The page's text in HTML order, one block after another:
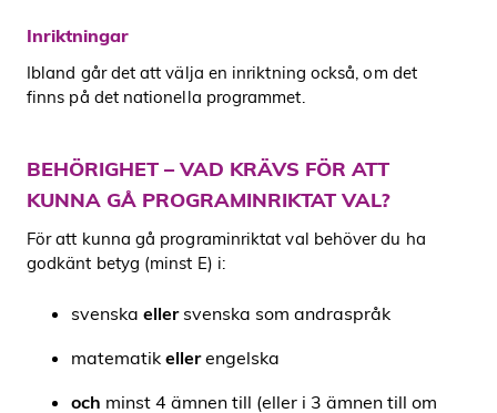
Inriktningar
Ibland går det att välja en inriktning också, om det
finns på det nationella programmet.
BEHÖRIGHET – VAD KRÄVS FÖR ATT
KUNNA GÅ PROGRAMINRIKTAT VAL?
För att kunna gå programinriktat val behöver du ha
godkänt betyg (minst E) i:
svenska ellersvenska som andraspråk
matematik ellerengelska
och minst 4 ämnen till (eller i 3 ämnen till om